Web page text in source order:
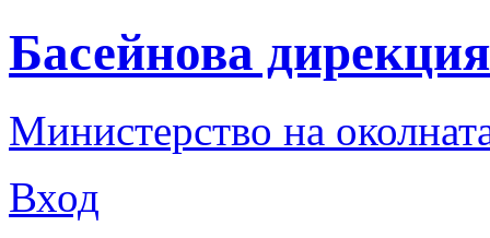
Басейнова
Министерство на
Вход